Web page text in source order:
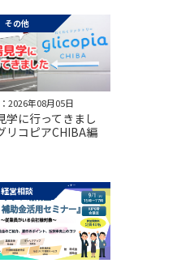
その他
2026年08月05日
学に行ってきまし
リコピアCHIBA編
経営相談